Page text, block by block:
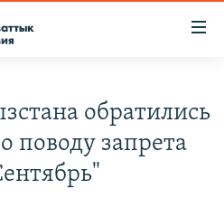
обратились
поводу запрета